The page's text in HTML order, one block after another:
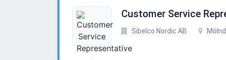
Customer Service
Sibelco Nordic AB